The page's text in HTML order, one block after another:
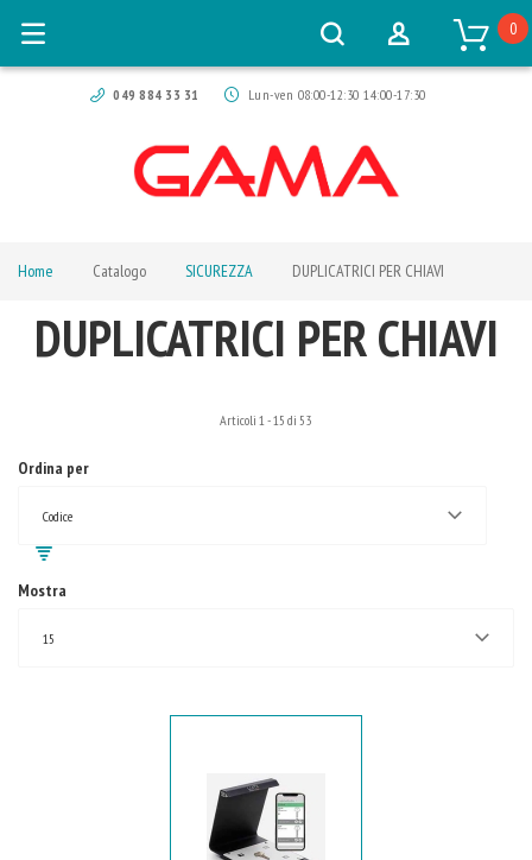
049 884 33 31 Lun-ven 08:00-12:30 14:00-17:30
0
Home Catalogo SICUREZZA DUPLICATRICI PER CHIAVI
DUPLICATRICI PER CHIAVI
Ordina per
Codice
Articoli 1 -15 di 53
Mostra
15